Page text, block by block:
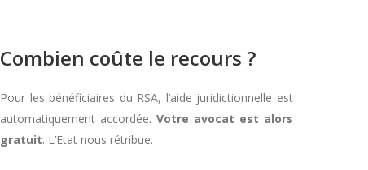
Combien coûte le recours ?
Pour les bénéficiaires du RSA, l’aide juridictionnelle est
automatiquement accordée. Votre avocat est alors
gratuit. L’Etat nous rétribue.